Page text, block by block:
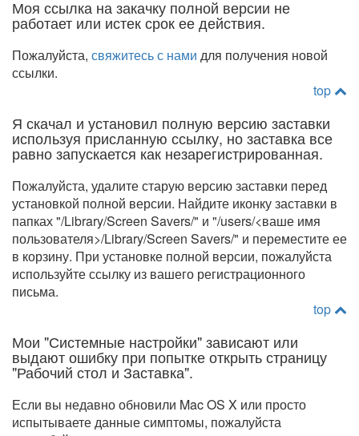
Моя ссылка на закачку полной версии не
работает или истек срок ее действия.
Пожалуйста, свяжитесь с нами для получения новой
ссылки.
top
Я скачал и установил полную версию заставки
используя присланную ссылку, но заставка все
равно запускается как незарегистрированная.
Пожалуйста, удалите старую версию заставки перед
установкой полной версии. Найдите иконку заставки в
папках "/Library/Screen Savers/" и "/users/<ваше имя
пользователя>/Library/Screen Savers/" и переместите ее
в корзину. При установке полной версии, пожалуйста
используйте ссылку из вашего регистрационного
письма.
top
Мои "Системные настройки" зависают или
выдают ошибку при попытке открыть страницу
"Рабочий стол и Заставка".
Если вы недавно обновили Mac OS X или просто
испытываете данные симптомы, пожалуйста